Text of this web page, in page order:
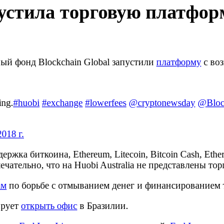
торговую
фонд Blockchain Global запустили платформу с
#huobi #exchange #lowerfees @cryptonewsday
г.
биткоина, Ethereum, Litecoin, Bitcoin Cash,
что на Huobi Australia не представлены
по борьбе с отмыванием денег и
открыть офис в Бразилии.